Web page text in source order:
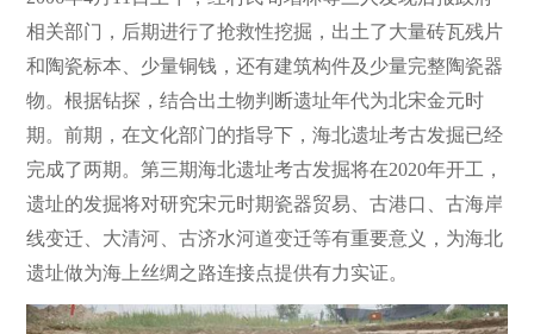
相关部门，后期进行了抢救性挖掘，出土了大量砖瓦残片
和陶瓷标本、少量铜钱，还有建筑构件及少量完整陶瓷器
物。根据钻探，结合出土物判断遗址年代为北宋金元时
期。前期，在文化部门的指导下，海北遗址考古发掘已经
完成了两期。第三期海北遗址考古发掘将在2020年开工，
遗址的发掘将对研究宋元时期瓷器贸易、古港口、古海岸
线变迁、大清河、古济水河道变迁等有重要意义，为海北
遗址做为海上丝绸之路连接点提供有力实证。